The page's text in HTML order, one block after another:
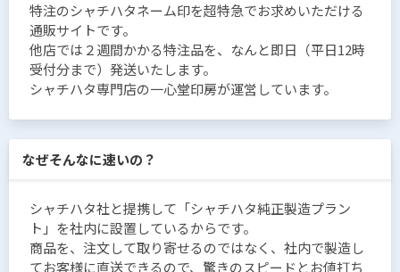
特注のシャチハタネーム印を超特急でお求めいただける
通販サイトです。
他店では２週間かかる特注品を、なんと即日（平日12時
受付分まで）発送いたします。
シャチハタ専門店の一心堂印房が運営しています。
なぜそんなに速いの？
シャチハタ社と提携して「シャチハタ純正製造プラン
ト」を社内に設置しているからです。
商品を、注文して取り寄せるのではなく、社内で製造し
てお客様に直送できるので、驚きのスピードとお値打ち